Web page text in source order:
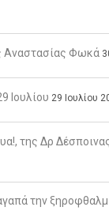
Αναστασίας Φωκά
Ιουλίου 29 Ιουλίου
της Δρ
την